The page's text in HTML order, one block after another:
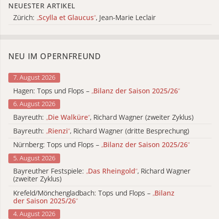
NEUESTER ARTIKEL
Zürich: „Scylla et Glaucus“, Jean-Marie Leclair
NEU IM OPERNFREUND
7. August 2026
Hagen: Tops und Flops – „Bilanz der Saison 2025/26“
6. August 2026
Bayreuth: „Die Walküre“, Richard Wagner (zweiter Zyklus)
Bayreuth: „Rienzi“, Richard Wagner (dritte Besprechung)
Nürnberg: Tops und Flops – „Bilanz der Saison 2025/26“
5. August 2026
Bayreuther Festspiele: „Das Rheingold“, Richard Wagner
(zweiter Zyklus)
Krefeld/Mönchengladbach: Tops und Flops – „Bilanz
der Saison 2025/26“
4. August 2026